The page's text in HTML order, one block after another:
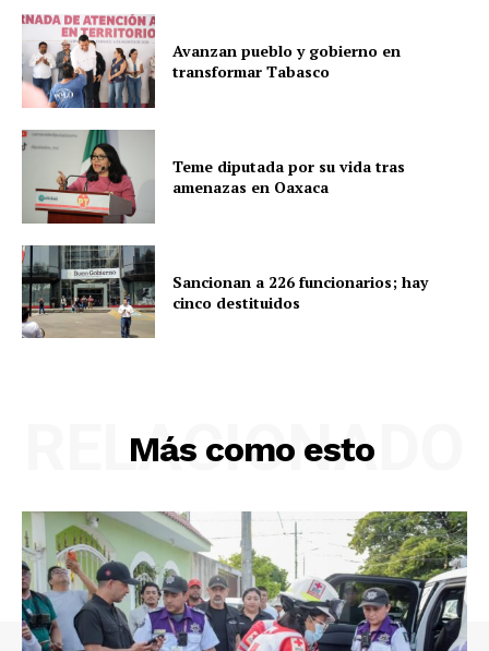
Avanzan pueblo y gobierno en
transformar Tabasco
Teme diputada por su vida tras
amenazas en Oaxaca
Sancionan a 226 funcionarios; hay
cinco destituidos
Más como esto
RELACIONADO